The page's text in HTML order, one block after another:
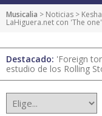
Musicalia > Noticias >
LaHiguera.net con 'The one'
Destacado: 'Foreign
estudio de los Rolling